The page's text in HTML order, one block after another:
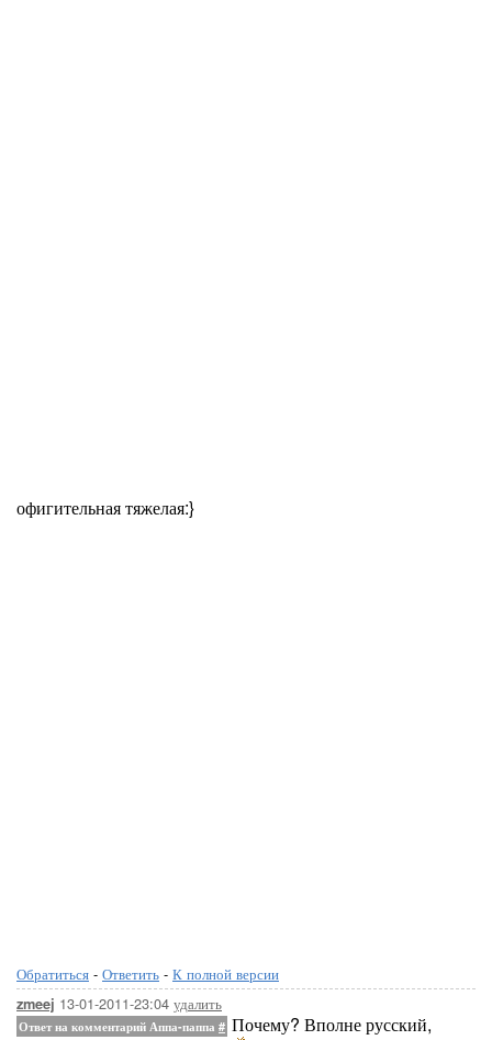
офигительная тяжелая:}
Обратиться - Ответить - К полной версии
zmeej 13-01-2011-23:04 удалить
Ответ на комментарий Аппа-паппа # Почему? Вполне русский,